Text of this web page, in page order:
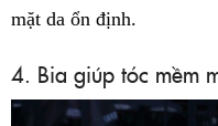
mặt da ổn định.
4. Bia giúp tóc mềm